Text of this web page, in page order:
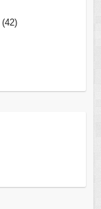
(42)